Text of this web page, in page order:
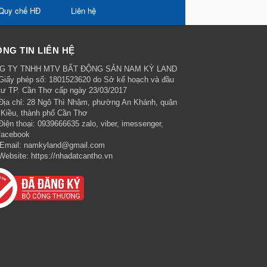
chế HĐ Liên hệ
TIN LIÊN HỆ
TY TNHH MTV BẤT ĐỘNG SẢN NAM KỲ LAND
phép số: 1801523620 do Sở kế hoạch và đầu
TP. Cần Thơ cấp ngày 23/03/2017
chỉ: 28 Ngô Thì Nhậm, phường An Khánh, quận
thành phố Cần Thơ
thoại: 0939666635 zalo, viber, imessenger,
Email: namkyland@gmail.com
https://nhadatcantho.vn